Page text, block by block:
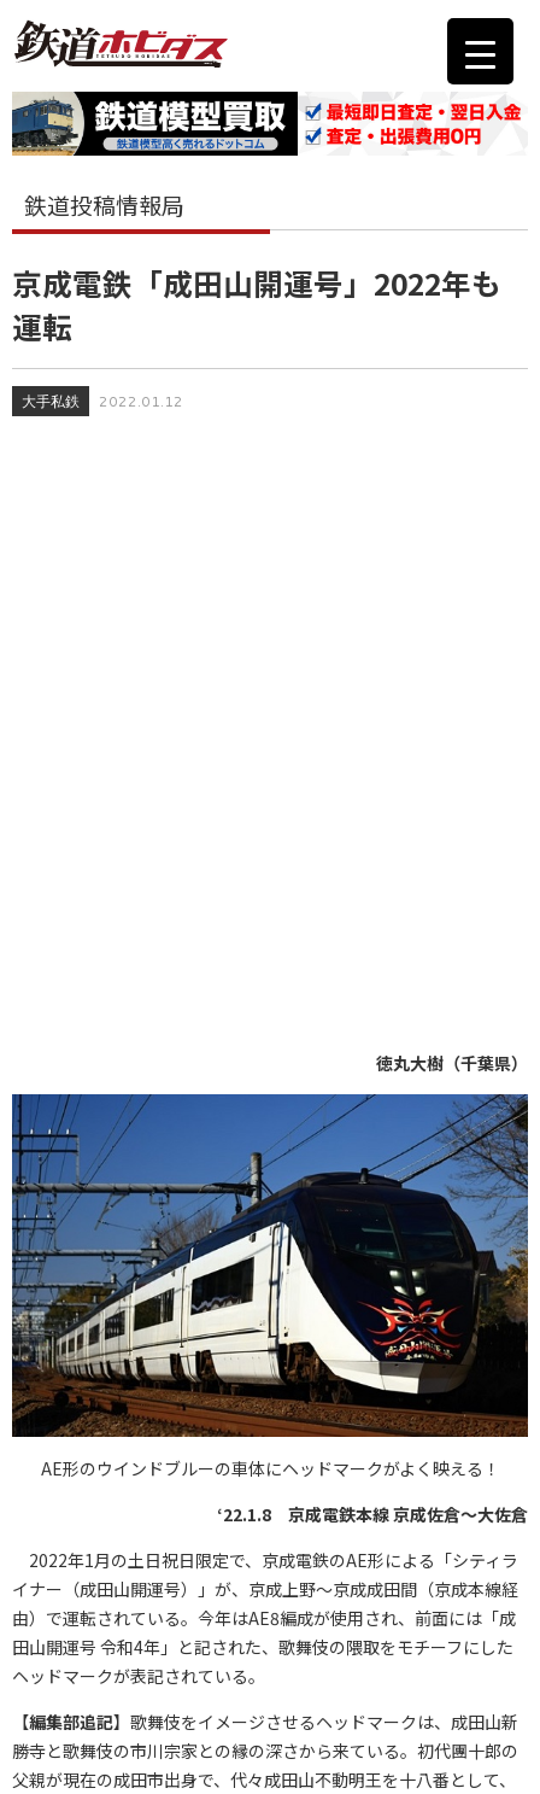
鉄道投稿情報局
京成電鉄「成田山開運号」2022年も
運転
大手私鉄 2022.01.12
徳丸大樹（千葉県）
AE形のウインドブルーの車体にヘッドマークがよく映える！
‘22.1.8 京成電鉄本線 京成佐倉～大佐倉
2022年1月の土日祝日限定で、京成電鉄のAE形による「シティラ
イナー（成田山開運号）」が、京成上野～京成成田間（京成本線経
由）で運転されている。今年はAE8編成が使用され、前面には「成
田山開運号 令和4年」と記された、歌舞伎の隈取をモチーフにした
ヘッドマークが表記されている。
【編集部追記】歌舞伎をイメージさせるヘッドマークは、成田山新
勝寺と歌舞伎の市川宗家との縁の深さから来ている。初代團十郎の
父親が現在の成田市出身で、代々成田山不動明王を十八番として、